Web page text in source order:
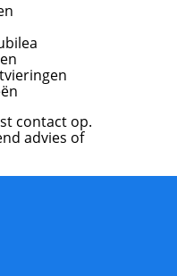
contact op.
advies of